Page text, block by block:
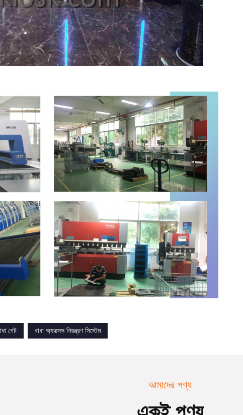
গেট বাধা অ্যাক্সেস নিয়ন্ত্রণ সিস্টেম
আমাদের পণ্য